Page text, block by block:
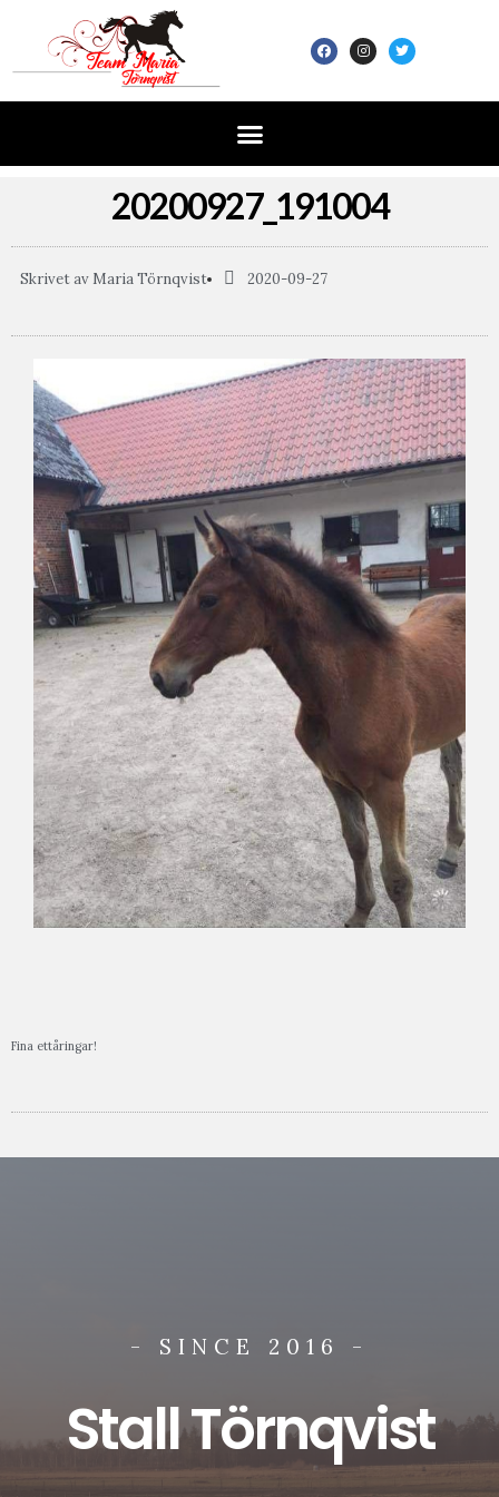
20200927_191004
Skrivet av Maria Törnqvist 2020-09-27
Fina ettåringar!
- SINCE 2016 -
Stall Törnqvist